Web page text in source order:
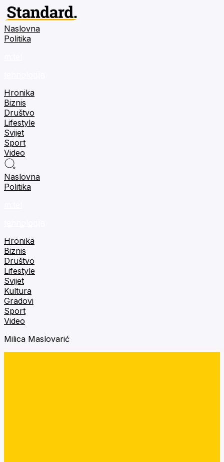
Naslovna
Politika
Hronika
Biznis
Društvo
Lifestyle
Svijet
Sport
Video
Naslovna
Politika
Hronika
Biznis
Društvo
Lifestyle
Svijet
Kultura
Gradovi
Sport
Video
Milica Maslovarić